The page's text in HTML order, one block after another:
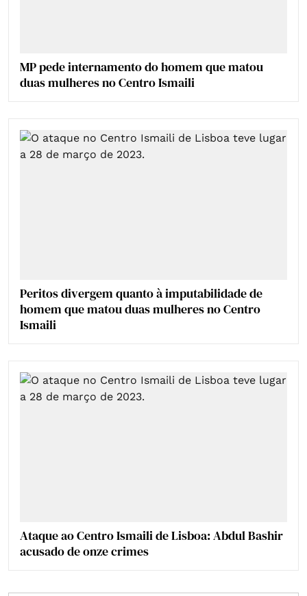
MP pede internamento do homem que matou
duas mulheres no Centro Ismaili
Peritos divergem quanto à imputabilidade de
homem que matou duas mulheres no Centro
Ismaili
Ataque ao Centro Ismaili de Lisboa: Abdul Bashir
acusado de onze crimes